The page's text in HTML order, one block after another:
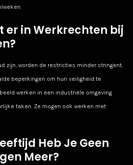
er in Werkrechten bij
zijn, worden de restricties minder stringent,
beperkingen om hun veiligheid te
werken in een industriële omgeving
taken. Ze mogen ook werken met
Heb Je Geen
Meer?